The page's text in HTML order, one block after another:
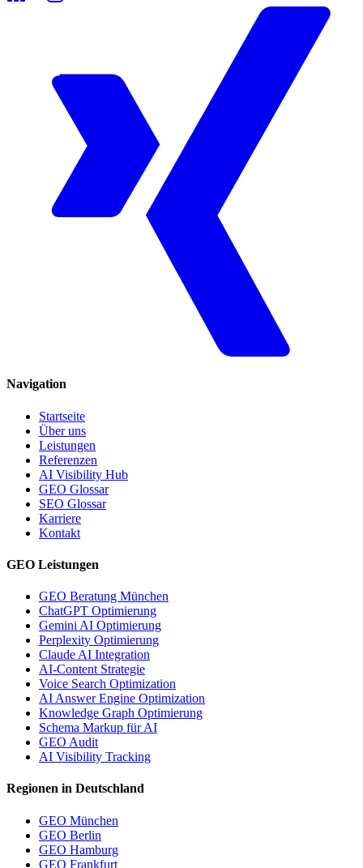
Navigation
Startseite
Über uns
Leistungen
Referenzen
AI Visibility Hub
GEO Glossar
SEO Glossar
Karriere
Kontakt
GEO Leistungen
GEO Beratung München
ChatGPT Optimierung
Gemini AI Optimierung
Perplexity Optimierung
Claude AI Integration
AI-Content Strategie
Voice Search Optimization
AI Answer Engine Optimization
Knowledge Graph Optimierung
Schema Markup für AI
GEO Audit
AI Visibility Tracking
Regionen in Deutschland
GEO München
GEO Berlin
GEO Hamburg
GEO Frankfurt